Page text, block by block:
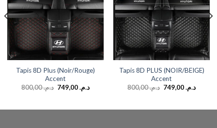
Tapis 8D Plus (Noir/Rouge)
Accent
د.م.800,00 د.م.749,00
Tapis 8D PLUS (NOIR/BEIGE)
Accent
د.م.800,00 د.م.749,00